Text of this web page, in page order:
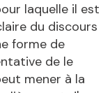
laquelle il est
du discours
forme de
de le
mener à la